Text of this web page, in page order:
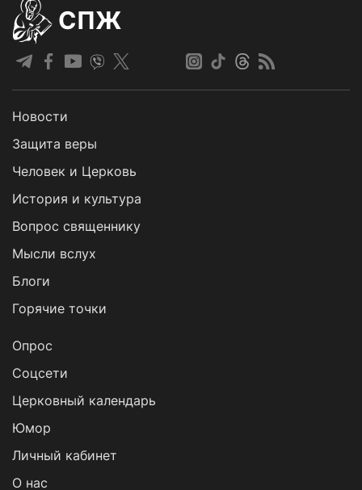
СПЖ
Новости
Защита веры
Человек и Церковь
История и культура
Вопрос священнику
Мысли вслух
Блоги
Горячие точки
Опрос
Cоцсети
Церковный календарь
Юмор
Личный кабинет
О нас